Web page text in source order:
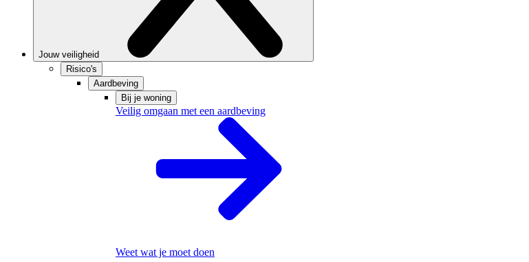
Jouw veiligheid
Risico's
Aardbeving
Bij je woning
Veilig omgaan met een aardbeving
Weet wat je moet doen